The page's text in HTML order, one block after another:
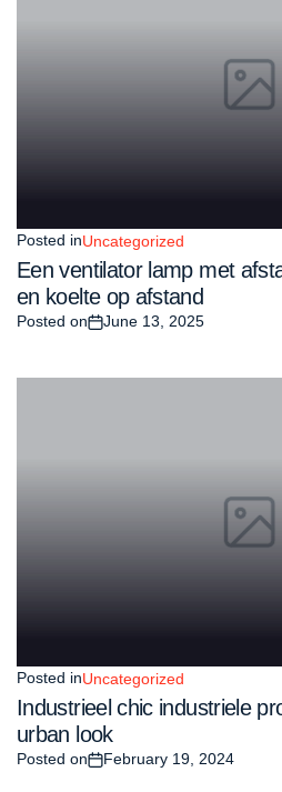
Posted inUncategorized
Een ventilator lamp met
en koelte op afstand
Posted on June 13, 2025
Posted inUncategorized
Industrieel chic industriele
urban look
Posted on February 19, 2024